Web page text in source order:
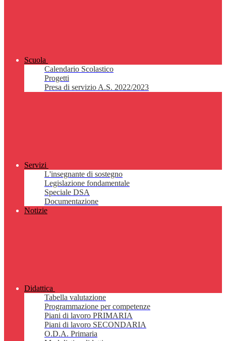
Scuola
Calendario Scolastico
Progetti
Presa di servizio A.S. 2022/2023
Servizi
L'insegnante di sostegno
Legislazione fondamentale
Speciale DSA
Documentazione
Notizie
Didattica
Tabella valutazione
Programmazione per competenze
Piani di lavoro PRIMARIA
Piani di lavoro SECONDARIA
O.D.A. Primaria